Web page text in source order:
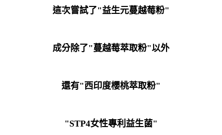
這次嘗試了"益生元蔓越莓粉"
成分除了"蔓越莓萃取粉"以外
還有"西印度櫻桃萃取粉"
"STP4女性專利益生菌"